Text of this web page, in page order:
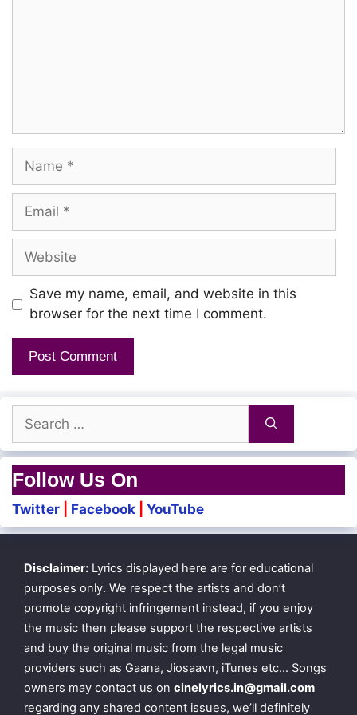
Mounathaalae bhaasaiyaalae
Aasaiyaalae avasthaiyaalae
Kaadhal thedi uyir udharudhae
Oru thuli vishamaai
Kaadhal uyiril kalakkudhae
Arainodi pozhudhil
Uyirum irandhae pirakkudhae
Maranam thedumbodhum
Mayakkam kondu
Jeevan vaazhvadhen vaazhvadhen
Uravukkaaga yengi manusha poovum
Thadai vidhikkaadhae
Manam mandi idum bodhum
Uyir thundupadum bodhum
Unnai marukkaadhae
Name
Email
Website
Save my name, email, and website in this
browser for the next time I comment.
Search
for:
Follow Us On
Twitter Facebook YouTube
Disclaimer: Lyrics displayed here are for educational
purposes only. We respect the artists and don’t
promote copyright infringement instead, if you enjoy
the music then please support the respective artists
and buy the original music from the legal music
providers such as Gaana, Jiosaavn, iTunes etc… Songs
owners may contact us on cinelyrics.in@gmail.com
regarding any shared content issues, we’ll definitely